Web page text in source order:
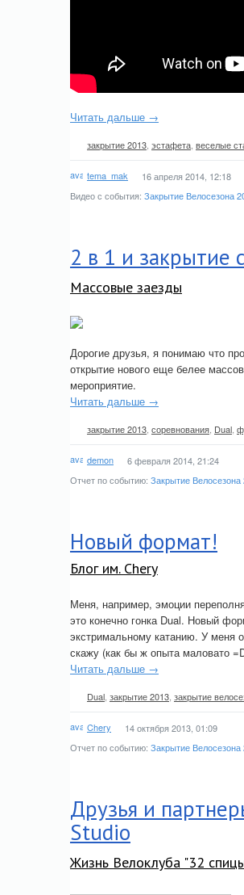
Читать дальше →
закрытие 2013 эстафета веселые
tema_mak 16 апреля 2014, 12:18
Видео с события: Закрытие Велосезона
2 в 1 и закрытие
Массовые заезды
Дорогие друзья, я понимаю что
открытие нового еще белее
мероприятие.
Читать дальше →
закрытие 2013 соревнования Dual
demon 6 февраля 2014, 21:24
Отчет по событию: Закрытие Велосезона
Новый формат!
Блог им. Chery
Меня, например, эмоции
это конечно гонка Dual. Новый
экстримальному катанию. У меня
скажу (как бы ж опыта маловато
Читать дальше →
Dual закрытие 2013 закрытие
Chery 14 октября 2013, 01:09
Отчет по событию: Закрытие Велосезона
Друзья и
Studio
Жизнь Велоклуба "32